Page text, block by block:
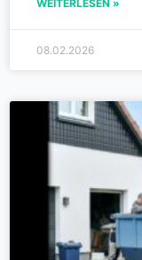
WEITERLESEN »
08.02.2026